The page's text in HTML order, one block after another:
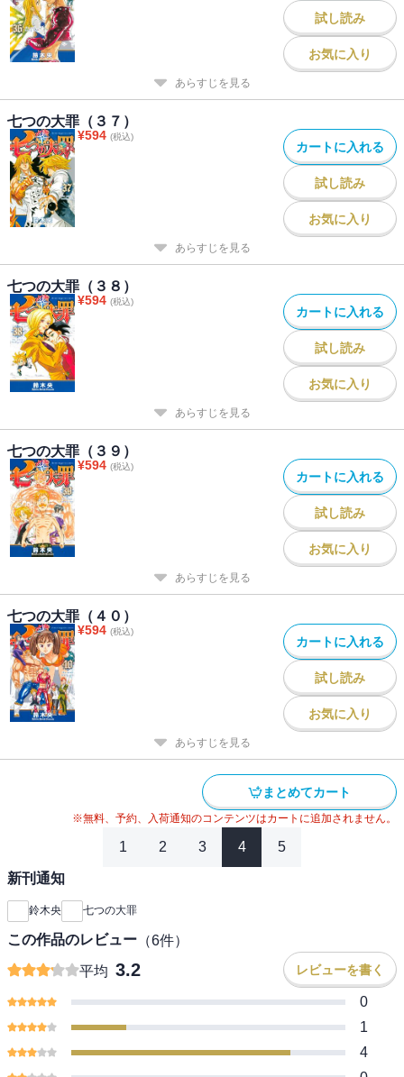
試し読み
お気に入り
あらすじを見る
七つの大罪（３７）
¥594 (税込)
カートに入れる
試し読み
お気に入り
あらすじを見る
七つの大罪（３８）
¥594 (税込)
カートに入れる
試し読み
お気に入り
あらすじを見る
七つの大罪（３９）
¥594 (税込)
カートに入れる
試し読み
お気に入り
あらすじを見る
七つの大罪（４０）
¥594 (税込)
カートに入れる
試し読み
お気に入り
あらすじを見る
まとめてカート
※無料、予約、入荷通知のコンテンツはカートに追加されません。
1 2 3 4 5
新刊通知
鈴木央 七つの大罪
この作品のレビュー （6件）
平均 3.2 レビューを書く
0
1
4